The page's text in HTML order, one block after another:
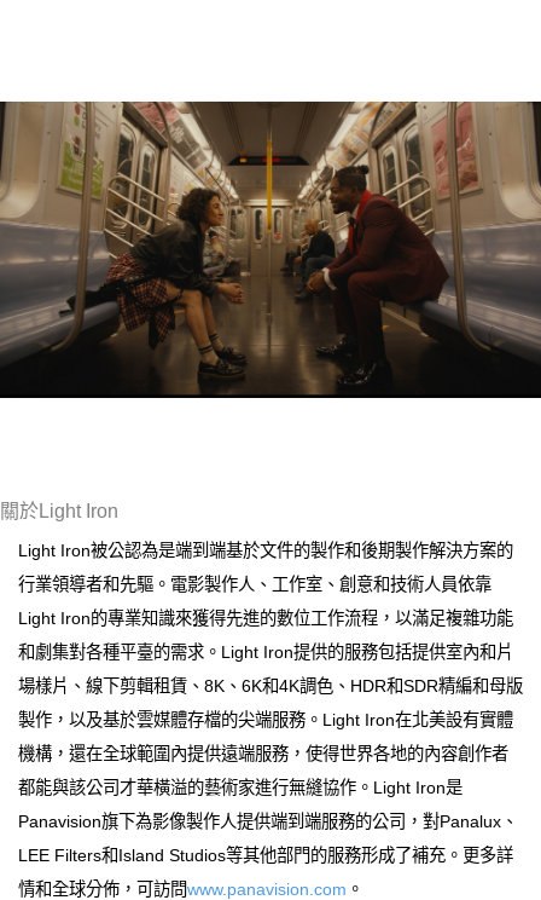
關於Light Iron
Light Iron被公認為是端到端基於文件的製作和後期製作解決方案的
行業領導者和先驅。電影製作人、工作室、創意和技術人員依靠
Light Iron的專業知識來獲得先進的數位工作流程，以滿足複雜功能
和劇集對各種平臺的需求。Light Iron提供的服務包括提供室內和片
場樣片、線下剪輯租賃、8K、6K和4K調色、HDR和SDR精編和母版
製作，以及基於雲媒體存檔的尖端服務。Light Iron在北美設有實體
機構，還在全球範圍內提供遠端服務，使得世界各地的內容創作者
都能與該公司才華橫溢的藝術家進行無縫協作。Light Iron是
Panavision旗下為影像製作人提供端到端服務的公司，對Panalux、
LEE Filters和Island Studios等其他部門的服務形成了補充。更多詳
情和全球分佈，可訪問www.panavision.com 。